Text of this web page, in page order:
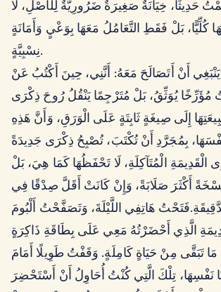
حَدِيثًا، خِيَانَةٌ صَغِيرَةٌ ضَرُورِيَّةٌ لِلْأَصْلِ، لَا
كُلِّيًّا، بَلْ فَقَطِ التَّعَامُلُ مَعَهَا بِوَعْيٍ وَأَمَانَةٍ
نِسْبِيَّةٍ.
يَنْبَغِي أَنْ أَتَصَالَحَ مَعَهُ: أَنَّنِي، حِينَ أَكْتُبُ عَنْ
يُوَثِّقُ، بَلْ مُتَرْجِمًا يَنْقُلُ رُوحَ ذِكْرَى
إِلَى صِيغَةٍ ثَابِتَةٍ عَلَى الْوَرَقِ، وَأَنَّ هَذِهِ
نَفْسَهَا، بِمُجَرَّدِ أَنْ تُكْتَبَ، تُصْبِحُ ذِكْرَى جَدِيدَةً
الْمُتَآكِلَةِ، لَا تَحْفَظُهَا كَمَا هِيَ، بَلْ
أَكْثَرَ صَلَابَةً، وَإِنْ كَانَتْ أَقَلَّ صِدْقًا فِي
هَاتِفِي اللَّيْلَةَ، وَتَصَفَّحْتُ أَلْبُومَ
الَّذِي أَحْضَرْتُهُ مَعِي عَلَى بِطَاقَةِ ذَاكِرَةٍ
مَا تَبَقَّى مِنْ حَيَاةٍ كَامِلَةٍ. وَقَفْتُ طَوِيلًا أَمَامَ
نَفْسِهَا، تِلْكَ الَّتِي كُنْتُ أُحَاوِلُ أَنْ أَسْتَحْضِرَ